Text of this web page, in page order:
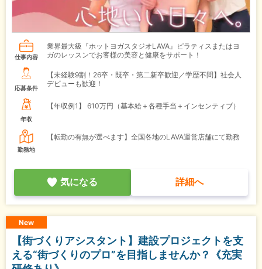
仕事内容
業界最大級『ホットヨガスタジオLAVA』ピラティスまたはヨ
ガのレッスンでお客様の美容と健康をサポート！
応募条件
【未経験9割！26卒・既卒・第二新卒歓迎／学歴不問】社会人
デビューも歓迎！
年収
【年収例1】 610万円（基本給＋各種手当＋インセンティブ）
勤務地
【転勤の有無が選べます】全国各地のLAVA運営店舗にて勤務
気になる 詳細へ
New
【街づくりアシスタント】建設プロジェクトを支
える“街づくりのプロ”を目指しませんか？《充実